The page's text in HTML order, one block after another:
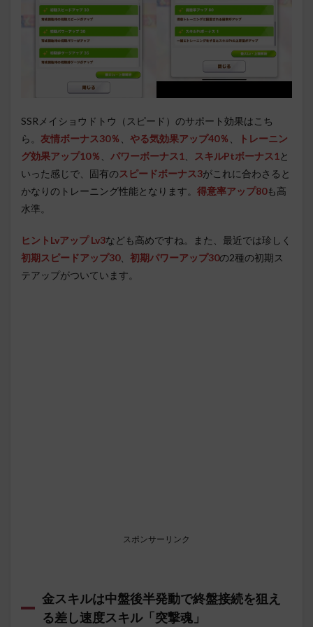
SSRメイショウドトウ（スピード）のサポート効果はこち
ら。 友情ボーナス30％ やる気効果アップ40％
トレーニン
グ効果アップ10％
パワーボーナス1 スキルPtボーナス1 と
いった感じで、固有のスピードボーナス3がこれに合わさると
かなりのトレーニング性能となります。 得意率アップ80も高
水準。
ヒントLvアップ Lv3なども高めですね。また、最近では珍しく
初期スピードアップ30、 初期パワーアップ30の2種の初期ス
テアップがついています。
スポンサーリンク
金スキルは中盤後半発動で終盤接続を狙え
る差し速度スキル「突撃魂」